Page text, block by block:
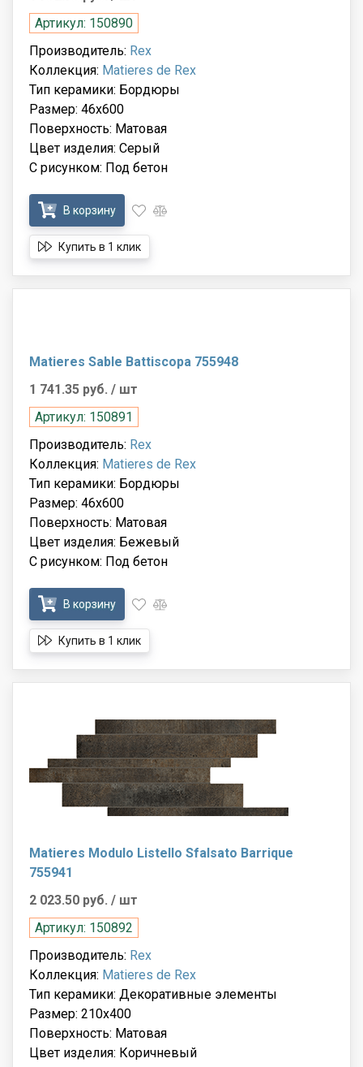
Артикул: 150890
Производитель: Rex
Коллекция: Matieres de Rex
Тип керамики: Бордюры
Размер: 46x600
Поверхность: Матовая
Цвет изделия: Серый
С рисунком: Под бетон
В корзину
Купить в 1 клик
Matieres Sable Battiscopa 755948
1 741.35 руб. / шт
Артикул: 150891
Производитель: Rex
Коллекция: Matieres de Rex
Тип керамики: Бордюры
Размер: 46x600
Поверхность: Матовая
Цвет изделия: Бежевый
С рисунком: Под бетон
В корзину
Купить в 1 клик
Matieres Modulo Listello Sfalsato Barrique
755941
2 023.50 руб. / шт
Артикул: 150892
Производитель: Rex
Коллекция: Matieres de Rex
Тип керамики: Декоративные элементы
Размер: 210x400
Поверхность: Матовая
Цвет изделия: Коричневый